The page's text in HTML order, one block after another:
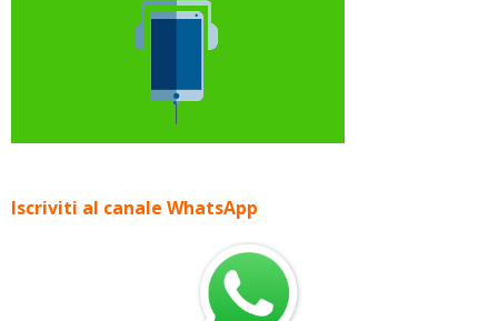
Iscriviti al canale WhatsApp